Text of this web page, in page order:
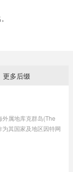
更多后缀
外属地库克群岛(The
其国家及地区因特网